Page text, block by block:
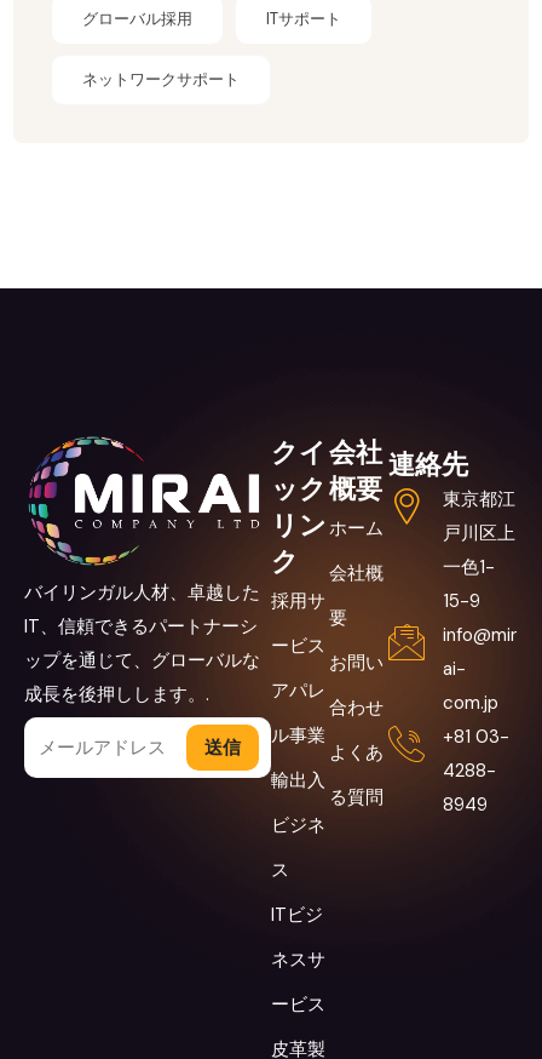
グローバル採用 ITサポート
ネットワークサポート
バイリンガル人材、卓越した
IT、信頼できるパートナーシ
ップを通じて、グローバルな
成長を後押しします。.
Alternative:
クイ
ック
リン
ク
採用サ
ービス
アパレ
ル事業
輸出入
ビジネ
ス
ITビジ
ネスサ
ービス
皮革製
会社
概要
ホーム
会社概
要
お問い
合わせ
よくあ
る質問
連絡先
東京都江
戸川区上
一色1-
15-9
info@mir
ai-
com.jp
+81 03-
4288-
8949